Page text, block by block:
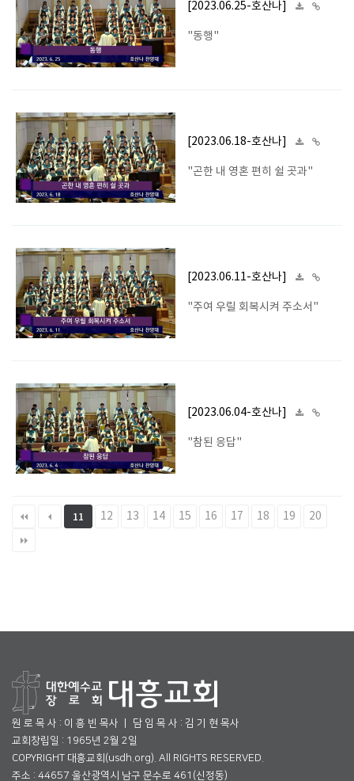
[2023.06.25-호산나]
"동행"
[2023.06.18-호산나]
"곤한 내 영혼 편히 쉴 곳과"
[2023.06.11-호산나]
"주여 우릴 회복시켜 주소서"
[2023.06.04-호산나]
"참된 응답"
11 12 13 14 15 16 17 18 19 20
원 로 목 사 : 이 흥 빈 목사 ㅣ 담 임 목 사 : 김 기 현 목사
교회창립일 : 1965년 2월 2일
COPYRIGHT 대흥교회(usdh.org). All RIGHTS RESERVED.
주소 : 44657 울산광역시 남구 문수로 461(신정동)